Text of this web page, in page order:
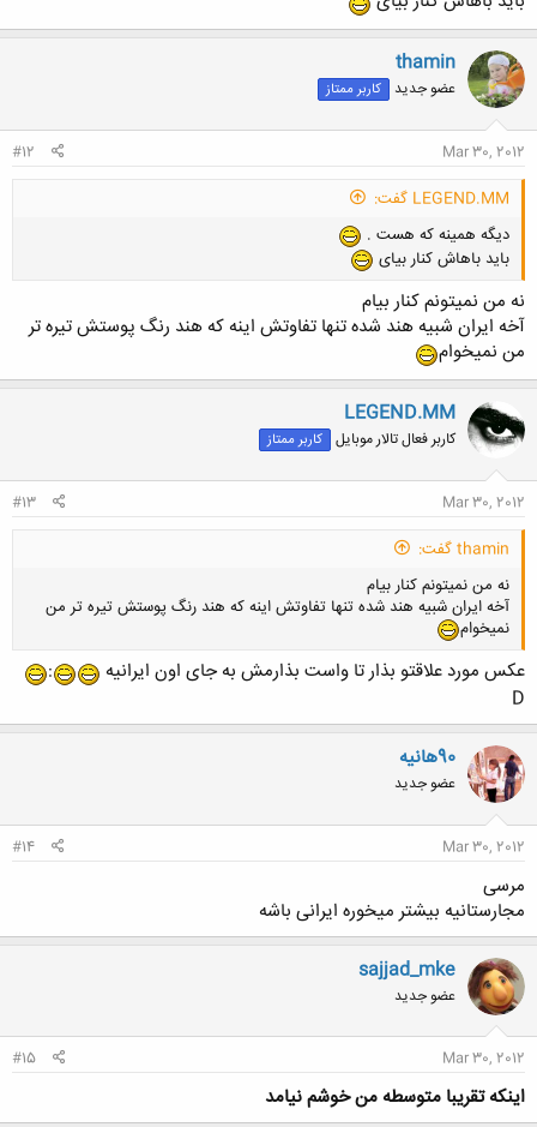
thamin
عضو جدید کاربر ممتاز
Mar 30, 2012
#12
LEGEND.MM گفت:
دیگه همینه که هست .
باید باهاش کنار بیای
نه من نمیتونم کنار بیام
آخه ایران شبیه هند شده تنها تفاوتش اینه که هند رنگ پوستش تیره تر
من نمیخوام
LEGEND.MM
کاربر فعال تالار موبایل کاربر ممتاز
Mar 30, 2012
#13
thamin گفت:
نه من نمیتونم کنار بیام
آخه ایران شبیه هند شده تنها تفاوتش اینه که هند رنگ پوستش تیره تر من
نمیخوام
عکس مورد علاقتو بذار تا واست بذارمش به جای اون ایرانیه
:
D
90هانیه
عضو جدید
Mar 30, 2012
#14
مرسی
مجارستانیه بیشتر میخوره ایرانی باشه
sajjad_mke
عضو جدید
Mar 30, 2012
#15
اينكه تقريبا متوسطه من خوشم نيامد